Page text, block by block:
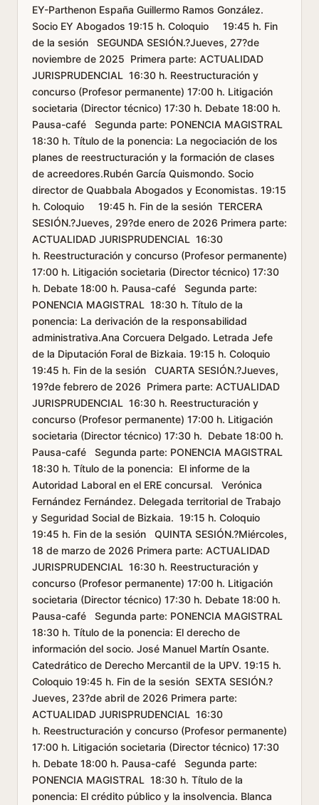
EY-Parthenon España Guillermo Ramos González.
Socio EY Abogados 19:15 h. Coloquio 19:45 h. Fin
de la sesión SEGUNDA SESIÓN.?Jueves, 27?de
noviembre de 2025 Primera parte: ACTUALIDAD
JURISPRUDENCIAL 16:30 h. Reestructuración y
concurso (Profesor permanente) 17:00 h. Litigación
societaria (Director técnico) 17:30 h. Debate 18:00 h.
Pausa-café Segunda parte: PONENCIA MAGISTRAL
18:30 h. Título de la ponencia: La negociación de los
planes de reestructuración y la formación de clases
de acreedores.Rubén García Quismondo. Socio
director de Quabbala Abogados y Economistas. 19:15
h. Coloquio 19:45 h. Fin de la sesión TERCERA
SESIÓN.?Jueves, 29?de enero de 2026 Primera parte:
ACTUALIDAD JURISPRUDENCIAL 16:30
h. Reestructuración y concurso (Profesor permanente)
17:00 h. Litigación societaria (Director técnico) 17:30
h. Debate 18:00 h. Pausa-café Segunda parte:
PONENCIA MAGISTRAL 18:30 h. Título de la
ponencia: La derivación de la responsabilidad
administrativa.Ana Corcuera Delgado. Letrada Jefe
de la Diputación Foral de Bizkaia. 19:15 h. Coloquio
19:45 h. Fin de la sesión CUARTA SESIÓN.?Jueves,
19?de febrero de 2026 Primera parte: ACTUALIDAD
JURISPRUDENCIAL 16:30 h. Reestructuración y
concurso (Profesor permanente) 17:00 h. Litigación
societaria (Director técnico) 17:30 h. Debate 18:00 h.
Pausa-café Segunda parte: PONENCIA MAGISTRAL
18:30 h. Título de la ponencia: El informe de la
Autoridad Laboral en el ERE concursal. Verónica
Fernández Fernández. Delegada territorial de Trabajo
y Seguridad Social de Bizkaia. 19:15 h. Coloquio
19:45 h. Fin de la sesión QUINTA SESIÓN.?Miércoles,
18 de marzo de 2026 Primera parte: ACTUALIDAD
JURISPRUDENCIAL 16:30 h. Reestructuración y
concurso (Profesor permanente) 17:00 h. Litigación
societaria (Director técnico) 17:30 h. Debate 18:00 h.
Pausa-café Segunda parte: PONENCIA MAGISTRAL
18:30 h. Título de la ponencia: El derecho de
información del socio. José Manuel Martín Osante.
Catedrático de Derecho Mercantil de la UPV. 19:15 h.
Coloquio 19:45 h. Fin de la sesión SEXTA SESIÓN.?
Jueves, 23?de abril de 2026 Primera parte:
ACTUALIDAD JURISPRUDENCIAL 16:30
h. Reestructuración y concurso (Profesor permanente)
17:00 h. Litigación societaria (Director técnico) 17:30
h. Debate 18:00 h. Pausa-café Segunda parte:
PONENCIA MAGISTRAL 18:30 h. Título de la
ponencia: El crédito público y la insolvencia. Blanca